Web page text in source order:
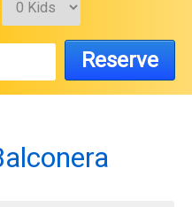
Reserve